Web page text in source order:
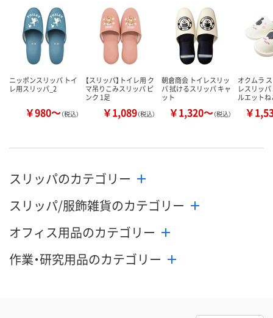
カゴへ カゴへ
ニッポンスリッパ トイ
レ用スリッパ_2
￥980～（税込）
【スリッパ】トイレ用 ク
マ吊りこみスリッパ ピ
ンク 1足
￥1,089（税込）
朝倉商会 トイレスリッ
パ 拭けるスリッパ キャ
ット
￥1,320～（税込）
オクムラ
レスリッ
ルエットね
￥
スリッパのカテゴリー
スリッパ/服飾雑貨のカテゴリー
オフィス用品のカテゴリー
作業・研究用品のカテゴリー